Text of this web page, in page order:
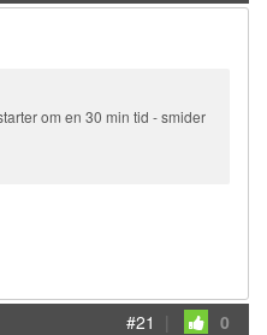
om en 30 min tid - smider
#21 | 0